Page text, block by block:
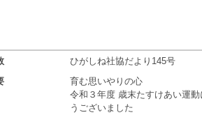
ひがしね社協だより145号
育む思いやりの心
令和３年度 歳末たすけあい運動
うございました